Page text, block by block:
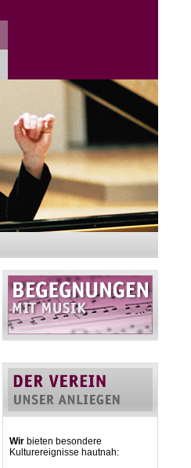
Wir bieten besondere
Kulturereignisse hautnah: